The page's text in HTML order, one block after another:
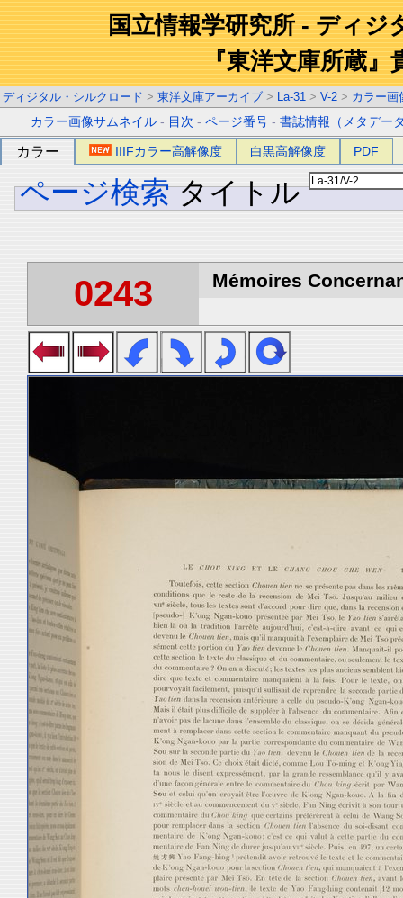
国立情報学研究所 - ディジ
『東洋文庫所蔵』
ディジタル・シルクロード > 東洋文庫アーカイブ > La-31 > V-2 > カラー画
カラー画像サムネイル - 目次 -ページ番号 -書誌情報（メタデー
カラー IIIFカラー高解像度 白黒高解像度 PDF
ページ検索 タイトル
0243 Mémoires